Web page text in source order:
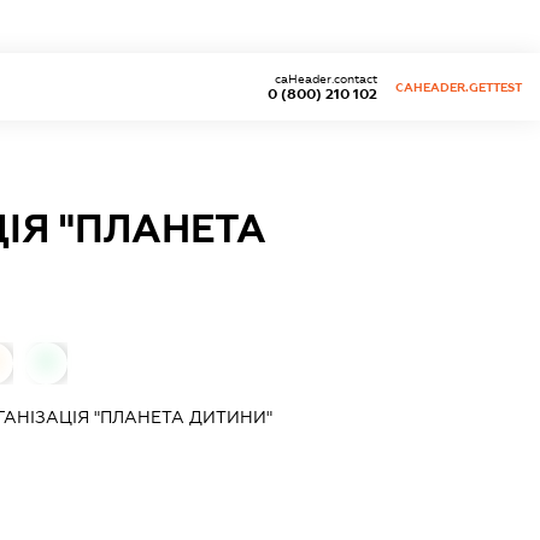
0 (800) 210 102
caHeader.contact
CAHEADER.GETTEST
"ПЛАНЕТА
"ПЛАНЕТА ДИТИНИ"